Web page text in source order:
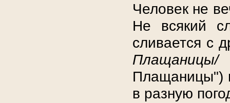
Человек не
Не всякий
сливается с
Плащаницы")
в разную